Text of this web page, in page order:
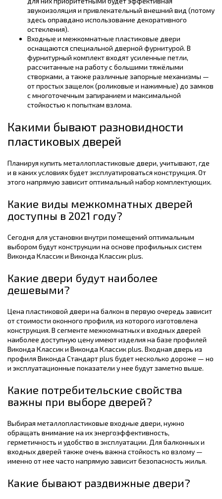
звукоизоляция и привлекательный внешний вид (потому
здесь оправдано использование декоративного
остекления).
Входные и межкомнатные пластиковые двери
оснащаются специальной дверной фурнитурой. В
фурнитурный комплект входят усиленные петли,
рассчитанные на работу с большими тяжёлыми
створками, а также различные запорные механизмы —
от простых защелок (роликовые и нажимные) до замков
с многоточечным запиранием и максимальной
стойкостью к попыткам взлома.
Какими бывают разновидности
пластиковых дверей
Планируя купить металлопластиковые двери, учитывают, где
и в каких условиях будет эксплуатироваться конструкция. От
этого напрямую зависит оптимальный набор комплектующих.
Какие виды межкомнатных дверей
доступны в 2021 году?
Сегодня для установки внутри помещений оптимальным
выбором будут конструкции на основе профильных систем
Виконда Классик и Виконда Классик plus.
Какие двери будут наиболее
дешевыми?
Цена пластиковой двери на балкон в первую очередь зависит
от стоимости оконного профиля, из которого изготовлена
конструкция. В сегменте межкомнатных и входных дверей
наиболее доступную цену имеют изделия на базе профилей
Виконда Классик и Виконда Классик plus. Входная дверь из
профиля Виконда Стандарт plus будет несколько дороже — но
и эксплуатационные показатели у нее будут заметно выше.
Какие потребительские свойства
важны при выборе дверей?
Выбирая металлопластиковые входные двери, нужно
обращать внимание на их энергоэффективность,
герметичность и удобство в эксплуатации. Для балконных и
входных дверей также очень важна стойкость ко взлому —
именно от нее часто напрямую зависит безопасность жилья.
Какие бывают раздвижные двери?